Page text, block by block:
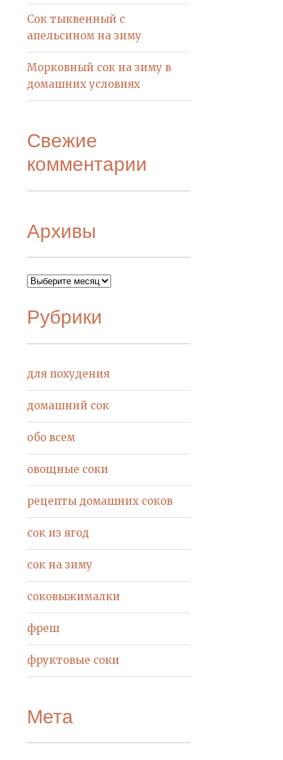
Сок тыквенный с
апельсином на зиму
Морковный сок на зиму в
домашних условиях
Свежие
комментарии
Архивы
Архивы
Рубрики
для похудения
домашний сок
обо всем
овощные соки
рецепты домашних соков
сок из ягод
сок на зиму
соковыжималки
фреш
фруктовые соки
Мета